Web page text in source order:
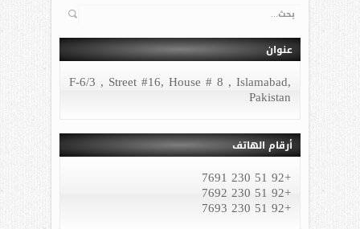
البحث
عنوان
F-6/3 , Street #16, House # 8 , Islamabad,
Pakistan
أرقام الهاتف
+92 51 230 7691
+92 51 230 7692
+92 51 230 7693